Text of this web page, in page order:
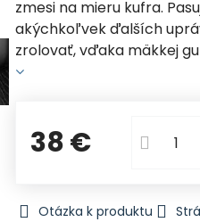
zmesi na mieru kufra.
akýchkoľvek ďalších
zrolovať, vďaka mäkkej
38 €
Otázka k produktu